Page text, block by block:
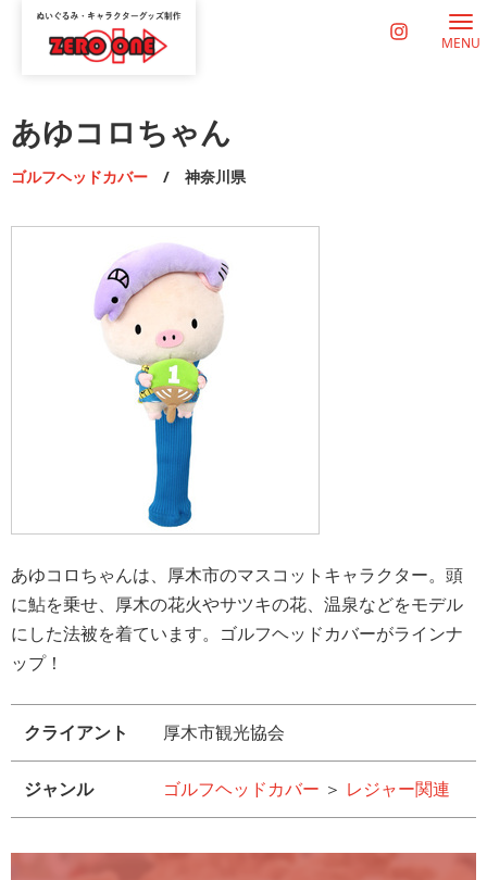
MENU
あゆコロちゃん
ゴルフヘッドカバー / 神奈川県
あゆコロちゃんは、厚木市のマスコットキャラクター。頭
に鮎を乗せ、厚木の花火やサツキの花、温泉などをモデル
にした法被を着ています。ゴルフヘッドカバーがラインナ
ップ！
クライアント 厚木市観光協会
ジャンル ゴルフヘッドカバー ＞ レジャー関連